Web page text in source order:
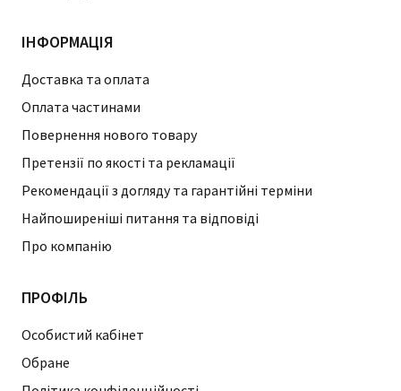
ІНФОРМАЦІЯ
Доставка та оплата
Оплата частинами
Повернення нового товару
Претензії по якості та рекламації
Рекомендації з догляду та гарантійні терміни
Найпоширеніші питання та відповіді
Про компанію
ПРОФІЛЬ
Особистий кабінет
Обране